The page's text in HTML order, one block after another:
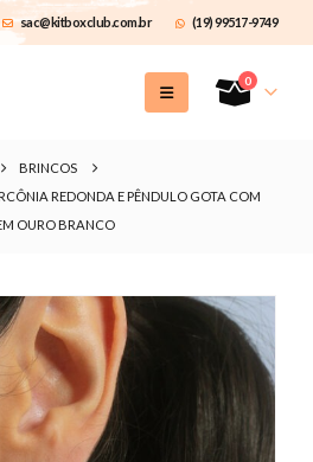
sac@kitboxclub.com.br (19) 99517-9749
0
BRINCOS
REDONDA E PÊNDULO GOTA COM
OURO BRANCO